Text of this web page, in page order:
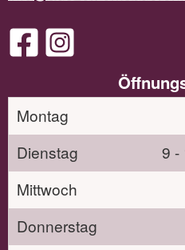
Montag
Dienstag
9 -
Mittwoch
Donnerstag